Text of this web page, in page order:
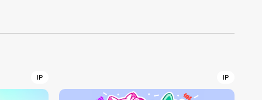
IP IP